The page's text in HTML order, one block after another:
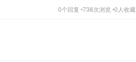
0个回复 •738次浏览 •0人收藏